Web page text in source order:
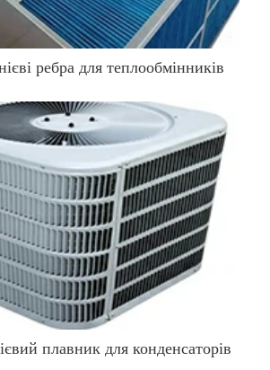
ребра для теплообмінників
плавник для конденсаторів